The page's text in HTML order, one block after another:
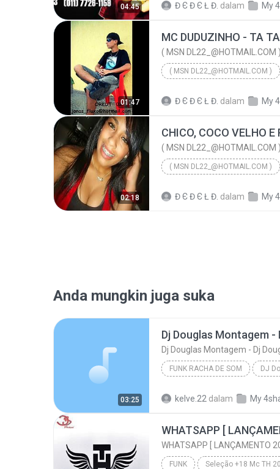
04:45 Đ Є Đ Є Ł Đ. dalam My
01:47
( MSN DL22_@HOTMAIL.COM )
( MSN DL22_@HOTMAIL.COM )
Đ Є Đ Є Ł Đ. dalam My
02:18
( MSN DL22_@HOTMAIL.COM )
( MSN DL22_@HOTMAIL.COM )
Đ Є Đ Є Ł Đ. dalam My
Anda mungkin juga suka
03:25
Dj Douglas Montagem - Dj
FUNK RACHA DE SOM
kelve.22 dalam My
WHATSAPP [
WHATSAPP [ LANÇAMENTO
FUNK Seleção +18 Mc TH